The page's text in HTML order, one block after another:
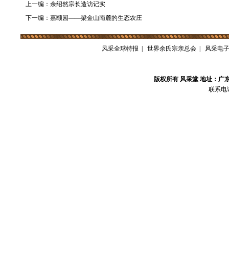
上一编：余绍然宗长造访记实
下一编：嘉颐园——梁金山南麓的生态农庄
风采全球特报 世界余氏宗亲总会 风采电
版权所有 风采堂 地址：广
联系电